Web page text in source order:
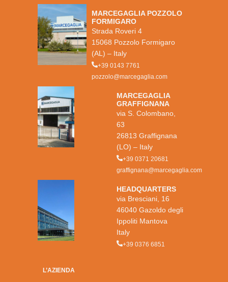
MARCEGAGLIA POZZOLO
FORMIGARO
Strada Roveri 4
15068 Pozzolo Formigaro
(AL) – Italy
+39 0143 7761
pozzolo@marcegaglia.com
MARCEGAGLIA
GRAFFIGNANA
via S. Colombano,
63
26813 Graffignana
(LO) – Italy
+39 0371 20681
graffignana@marcegaglia.com
HEADQUARTERS
via Bresciani, 16
46040 Gazoldo degli
Ippoliti Mantova
Italy
+39 0376 6851
L’AZIENDA